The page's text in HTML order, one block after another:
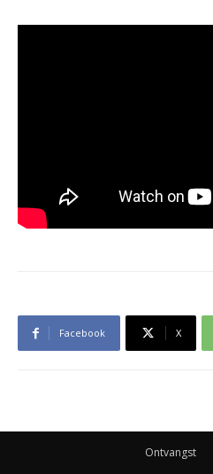
Facebook X
Ontvangst